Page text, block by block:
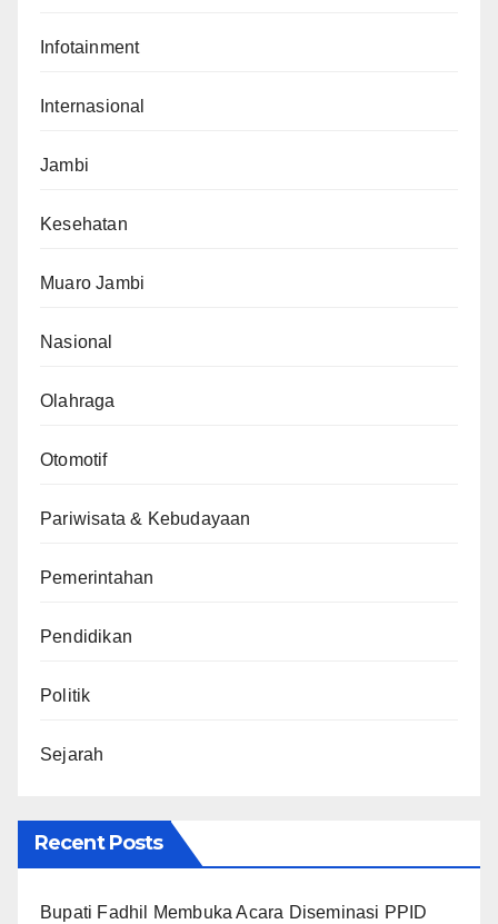
Infotainment
Internasional
Jambi
Kesehatan
Muaro Jambi
Nasional
Olahraga
Otomotif
Pariwisata & Kebudayaan
Pemerintahan
Pendidikan
Politik
Sejarah
Recent Posts
Bupati Fadhil Membuka Acara Diseminasi PPID